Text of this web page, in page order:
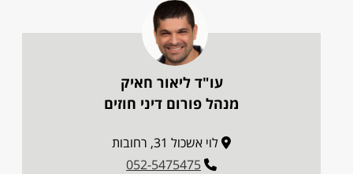
עו"ד ליאור חאיק
מנהל פורום דיני חוזים
לוי אשכול 31, רחובות
052-5475475